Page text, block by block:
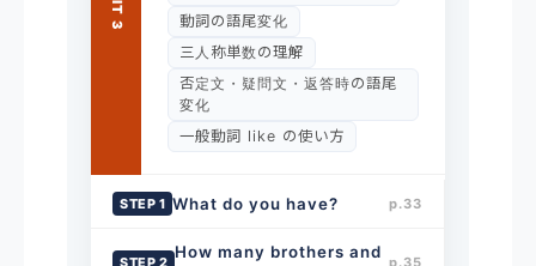
動詞の語尾変化
三人称単数の理解
否定文・疑問文・返答時の語尾
変化
一般動詞 like の使い方
STEP 1 What do you have? p.33
STEP 2
How many brothers and
p.35